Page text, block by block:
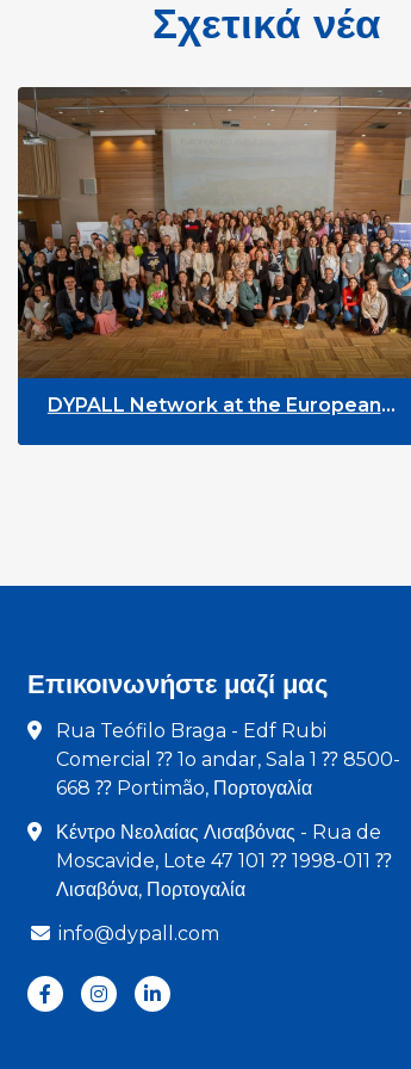
Σχετικά νέα
the European
DYPALL
Επικοινωνήστε μαζί μας
Rua Teófilo Braga - Edf Rubi
Comercial ⁇ 1o andar, Sala 1 ⁇ 8500-
668 ⁇ Portimão, Πορτογαλία
Κέντρο Νεολαίας Λισαβόνας - Rua de
Moscavide, Lote 47 101 ⁇ 1998-011 ⁇
Λισαβόνα, Πορτογαλία
info@dypall.com